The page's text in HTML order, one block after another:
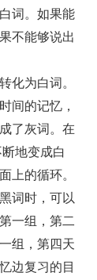
词。如果能
不能够说出
为白词。
间的记忆，
了灰词。在
地变成白
上的循环。
词时，可以
一组，第二
组，第四天
边复习的目